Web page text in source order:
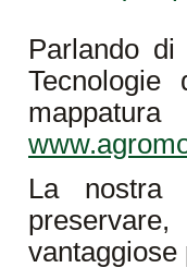
Parlando
La nostra
vantaggiose